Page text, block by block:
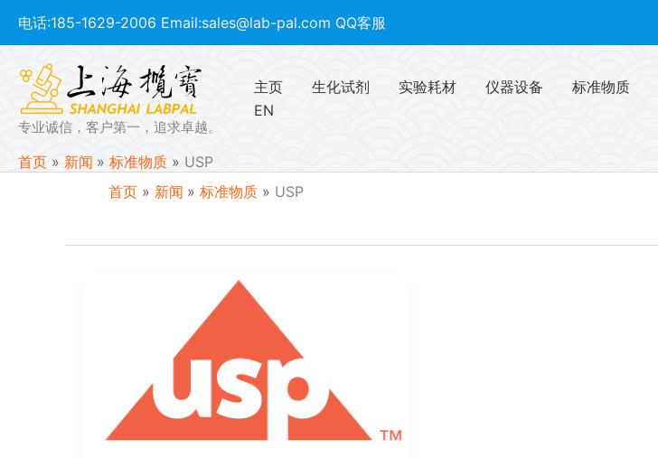
电话:185-1629-2006 Email:sales@lab-pal.com QQ客服
专业诚信，客户第一，追求卓越。
主页 生化试剂 实验耗材 仪器设备 标准物质
EN
首页 新闻 标准物质 USP
USP
首页 新闻 标准物质 USP